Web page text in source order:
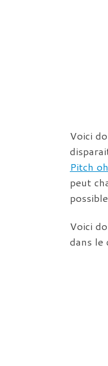
Voici
Pitch
peut
Voici
dans le